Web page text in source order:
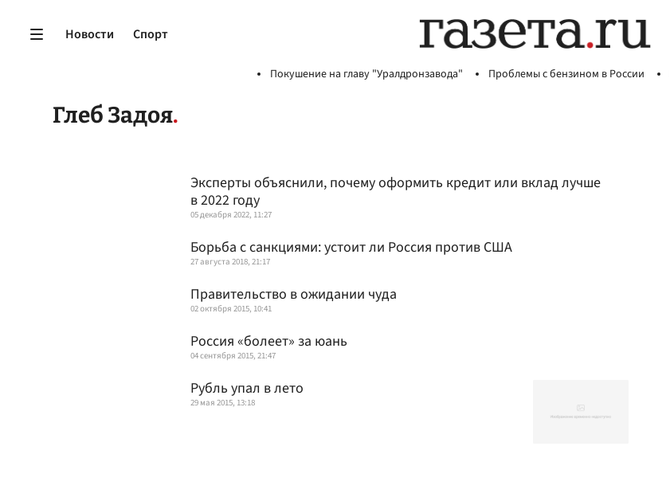
Новости Спорт
Покушение на главу "Уралдронзавода" Проблемы с бензином в России
Глеб Задоя
Эксперты объяснили, почему оформить кредит или вклад лучше
в 2022 году
05 декабря 2022, 11:27
Борьба с санкциями: устоит ли Россия против США
27 августа 2018, 21:17
Правительство в ожидании чуда
02 октября 2015, 10:41
Россия «болеет» за юань
04 сентября 2015, 21:47
Рубль упал в лето
29 мая 2015, 13:18